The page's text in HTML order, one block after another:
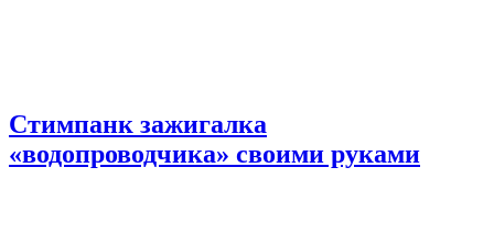
Стимпанк зажигалка
«водопроводчика» своими руками